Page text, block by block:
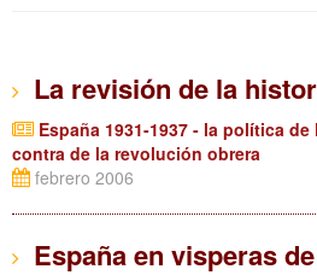
La revisión de la
España 1931-1937 - la política de
contra de la revolución obrera
febrero 2006
España en visperas